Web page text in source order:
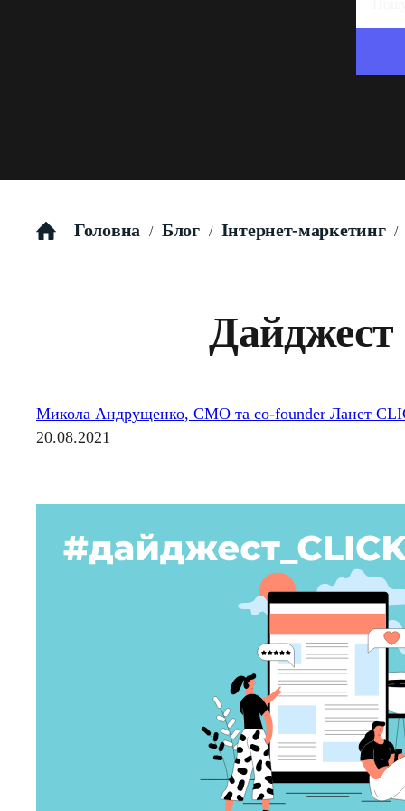
Головна / Блог / Інтернет-маркетинг /
Дайджест
Микола Андрущенко, CMO та co-founder Ланет
20.08.2021